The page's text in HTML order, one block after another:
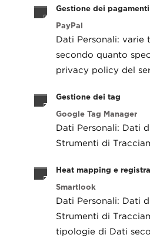
Gestione dei pagamenti
PayPal
Dati Personali: varie
secondo quanto
privacy policy del
Gestione dei tag
Google Tag Manager
Dati Personali: Dati
Strumenti di
Heat mapping e
Smartlook
Dati Personali: Dati
Strumenti di
tipologie di Dati